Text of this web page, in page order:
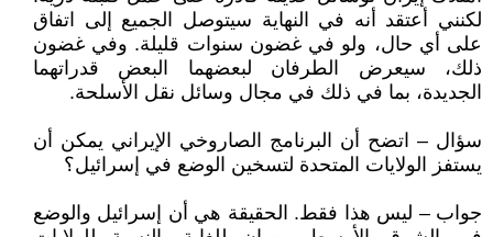
لكنني أعتقد أنه في النهاية سيتوصل الجميع إلى اتفاق
على أي حال، ولو في غضون سنوات قليلة. وفي غضون
ذلك، سيعرض الطرفان لبعضهما البعض قدراتهما
الجديدة، بما في ذلك في مجال وسائل نقل الأسلحة.
سؤال – اتضح أن البرنامج الصاروخي الإيراني يمكن أن
يستفز الولايات المتحدة لتسخين الوضع في إسرائيل؟
جواب – ليس هذا فقط. الحقيقة هي أن إسرائيل والوضع